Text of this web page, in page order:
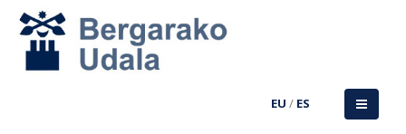
EU / ES